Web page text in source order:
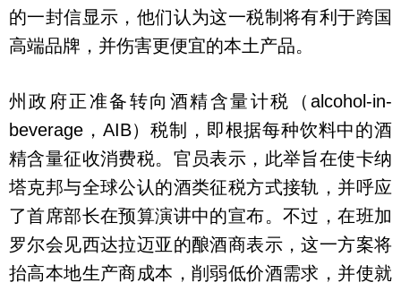
的一封信显示，他们认为这一税制将有利于跨国
高端品牌，并伤害更便宜的本土产品。
州政府正准备转向酒精含量计税（alcohol-in-
beverage，AIB）税制，即根据每种饮料中的酒
精含量征收消费税。官员表示，此举旨在使卡纳
塔克邦与全球公认的酒类征税方式接轨，并呼应
了首席部长在预算演讲中的宣布。不过，在班加
罗尔会见西达拉迈亚的酿酒商表示，这一方案将
抬高本地生产商成本，削弱低价酒需求，并使就